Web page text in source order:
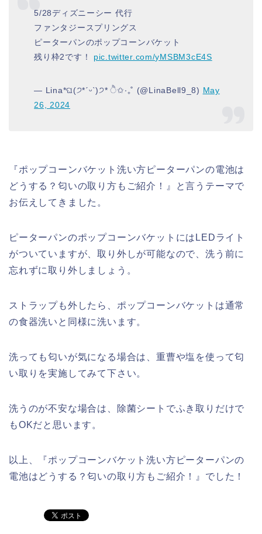
5/28ディズニーシー 代行
ファンタジースプリングス
ピーターパンのポップコーンバケット
残り枠2です！ pic.twitter.com/yMSBM3cE4S
— Lina*ଘ(੭*ˊᵕˋ)੭* ੈ✩‧₊˚ (@LinaBell9_8) May
26, 2024
『ポップコーンバケット洗い方ピーターパンの電池は
どうする？匂いの取り方もご紹介！』と言うテーマで
お伝えしてきました。
ピーターパンのポップコーンバケットにはLEDライト
がついていますが、取り外しが可能なので、洗う前に
忘れずに取り外しましょう。
ストラップも外したら、ポップコーンバケットは通常
の食器洗いと同様に洗います。
洗っても匂いが気になる場合は、重曹や塩を使って匂
い取りを実施してみて下さい。
洗うのが不安な場合は、除菌シートでふき取りだけで
もOKだと思います。
以上、『ポップコーンバケット洗い方ピーターパンの
電池はどうする？匂いの取り方もご紹介！』でした！